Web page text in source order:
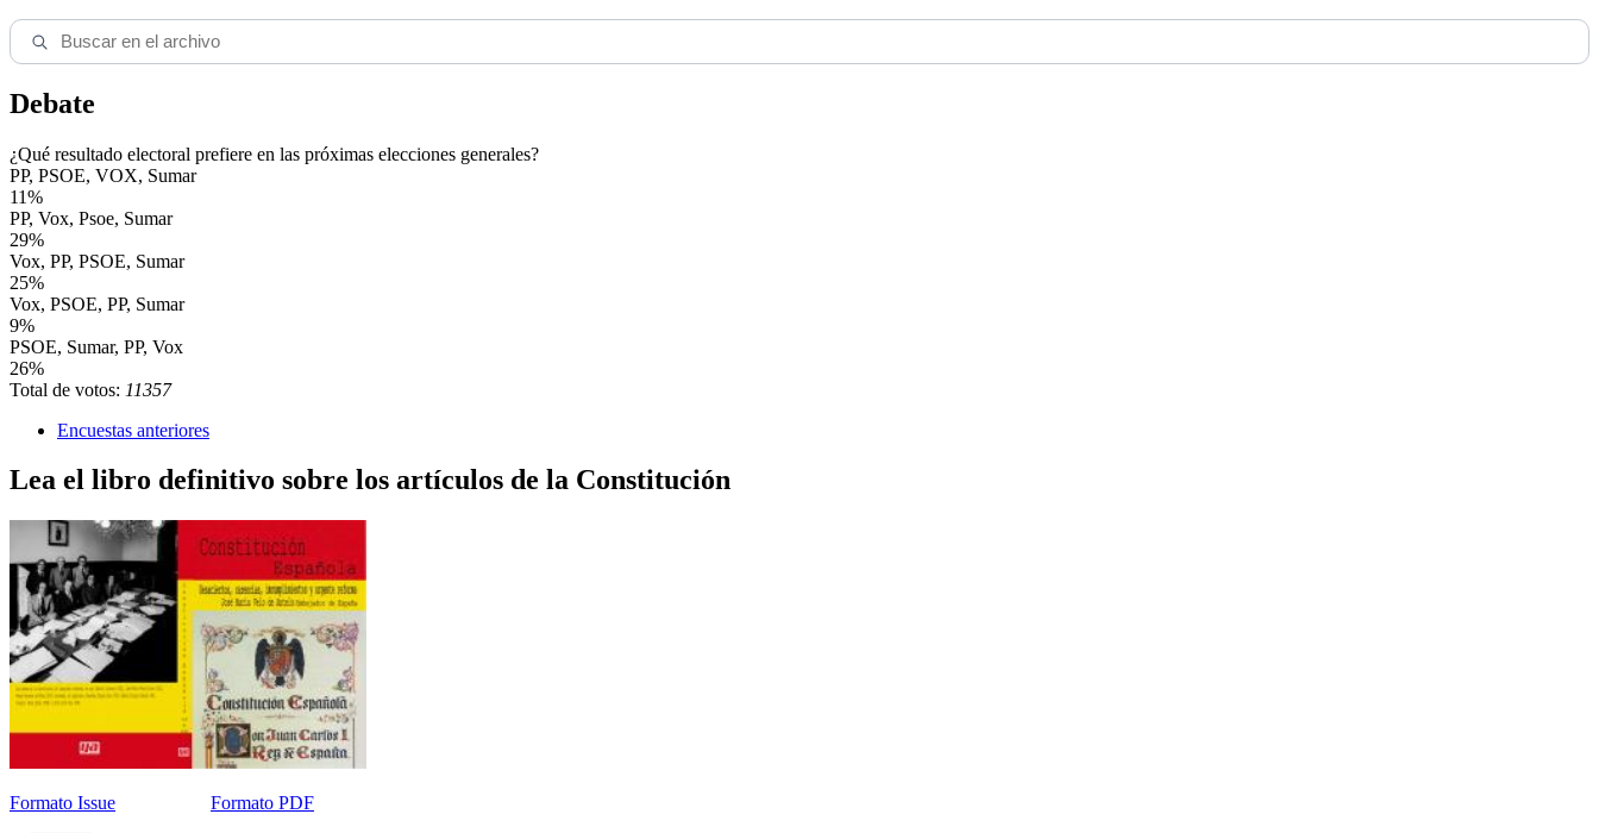
Debate
¿Qué resultado electoral prefiere en las próximas elecciones generales?
PP, PSOE, VOX, Sumar
11%
PP, Vox, Psoe, Sumar
29%
Vox, PP, PSOE, Sumar
25%
Vox, PSOE, PP, Sumar
9%
PSOE, Sumar, PP, Vox
26%
Total de votos: 11357
Encuestas anteriores
Lea el libro definitivo sobre los artículos de la Constitución
Formato Issue Formato PDF